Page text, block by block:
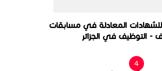
المعادلة في مسابقات
- التوظيف في الجزائر